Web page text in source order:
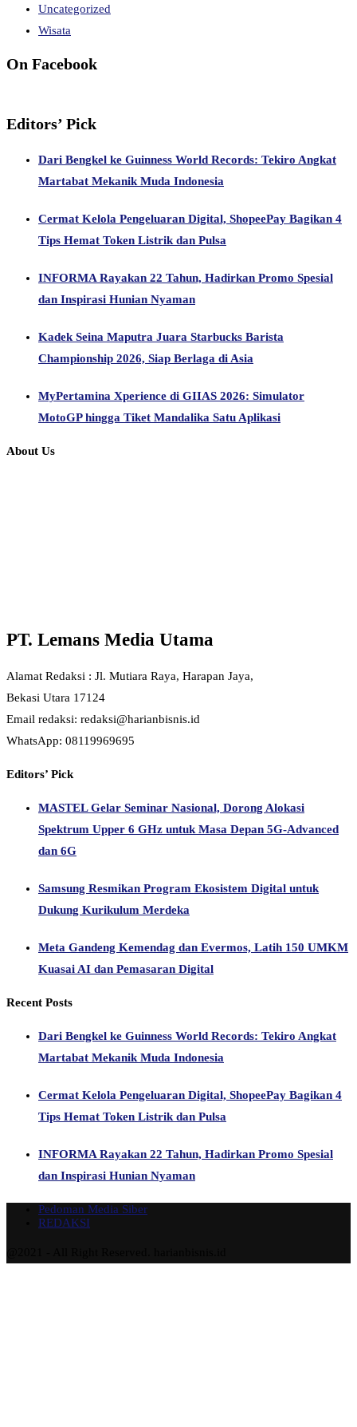
Uncategorized
Wisata
On Facebook
Editors’ Pick
Dari Bengkel ke Guinness World Records: Tekiro Angkat
Martabat Mekanik Muda Indonesia
Cermat Kelola Pengeluaran Digital, ShopeePay Bagikan 4
Tips Hemat Token Listrik dan Pulsa
INFORMA Rayakan 22 Tahun, Hadirkan Promo Spesial
dan Inspirasi Hunian Nyaman
Kadek Seina Maputra Juara Starbucks Barista
Championship 2026, Siap Berlaga di Asia
MyPertamina Xperience di GIIAS 2026: Simulator
MotoGP hingga Tiket Mandalika Satu Aplikasi
About Us
PT. Lemans Media Utama
Alamat Redaksi : Jl. Mutiara Raya, Harapan Jaya,
Bekasi Utara 17124
Email redaksi: redaksi@harianbisnis.id
WhatsApp: 08119969695
Editors’ Pick
MASTEL Gelar Seminar Nasional, Dorong Alokasi
Spektrum Upper 6 GHz untuk Masa Depan 5G-Advanced
dan 6G
Samsung Resmikan Program Ekosistem Digital untuk
Dukung Kurikulum Merdeka
Meta Gandeng Kemendag dan Evermos, Latih 150 UMKM
Kuasai AI dan Pemasaran Digital
Recent Posts
Dari Bengkel ke Guinness World Records: Tekiro Angkat
Martabat Mekanik Muda Indonesia
Cermat Kelola Pengeluaran Digital, ShopeePay Bagikan 4
Tips Hemat Token Listrik dan Pulsa
INFORMA Rayakan 22 Tahun, Hadirkan Promo Spesial
dan Inspirasi Hunian Nyaman
Pedoman Media Siber
REDAKSI